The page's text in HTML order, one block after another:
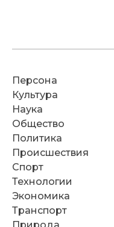
Персона
Культура
Наука
Общество
Политика
Происшествия
Спорт
Технологии
Экономика
Транспорт